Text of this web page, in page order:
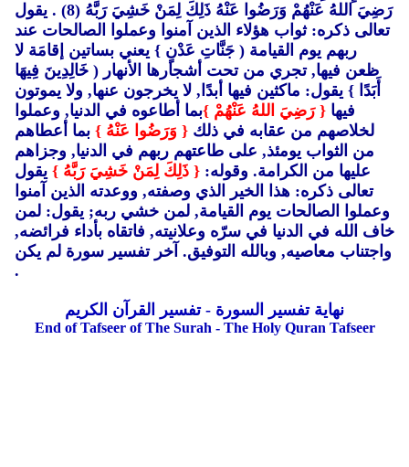
رَضِيَ اللهُ عَنْهُمْ وَرَضُوا عَنْهُ ذَلِكَ لِمَنْ خَشِيَ رَبَّهُ (8)
. يقول
تعالى ذكره: ثواب هؤلاء الذين آمنوا وعملوا الصالحات عند
ربهم يوم القيامة ( جَنَّاتِ عَدْنٍ } يعني بساتين إقامَة لا
ظعن فيها, تجري من تحت أشجارها الأنهار ( خَالِدِينَ فِيهَا
أَبَدًا } يقول: ماكثين فيها أبدًا, لا يخرجون عنها, ولا يموتون
فيها { رَضِيَ اللهُ عَنْهُمْ }بما أطاعوه في الدنيا, وعملوا
لخلاصهم من عقابه في ذلك { وَرَضُوا عَنْهُ } بما أعطاهم
من الثواب يومئذ, على طاعتهم ربهم في الدنيا, وجزاهم
عليها من الكرامة. وقوله: { ذَلِكَ لِمَنْ خَشِيَ رَبَّهُ } يقول
تعالى ذكره: هذا الخير الذي وصفته, ووعدته الذين آمنوا
وعملوا الصالحات يوم القيامة, لمن خشي ربه; يقول: لمن
خاف الله في الدنيا في سرّه وعلانيته, فاتقاه بأداء فرائضه,
واجتناب معاصيه, وبالله التوفيق. آخر تفسير سورة لم يكن
.
نهاية تفسير السورة - تفسير القرآن الكريم
End of Tafseer of The Surah - The Holy Quran Tafseer